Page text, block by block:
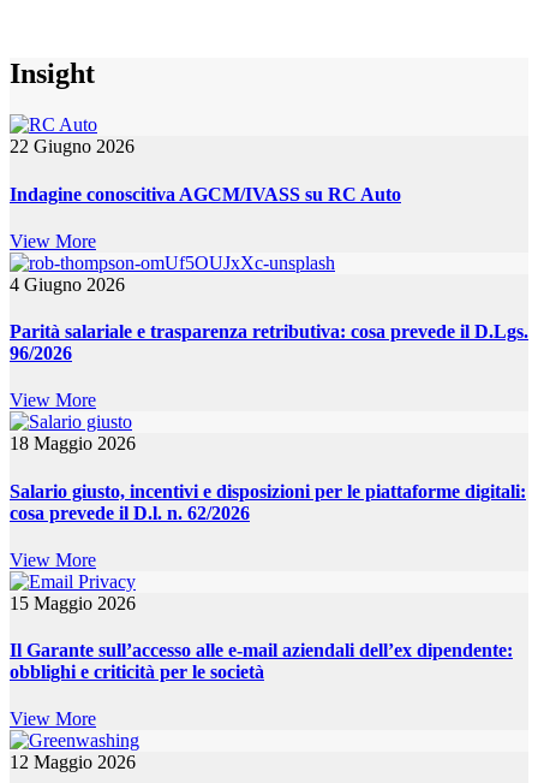
Insight
22 Giugno 2026
Indagine conoscitiva AGCM/IVASS su RC Auto
View More
4 Giugno 2026
Parità salariale e trasparenza retributiva: cosa prevede il D.Lgs.
96/2026
View More
18 Maggio 2026
Salario giusto, incentivi e disposizioni per le piattaforme digitali:
cosa prevede il D.l. n. 62/2026
View More
15 Maggio 2026
Il Garante sull’accesso alle e-mail aziendali dell’ex dipendente:
obblighi e criticità per le società
View More
12 Maggio 2026